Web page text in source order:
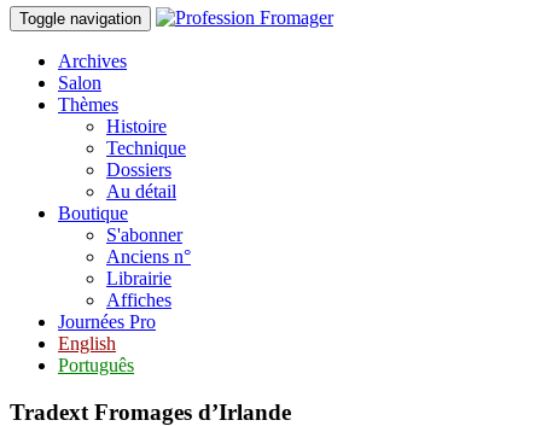
Toggle navigation
Archives
Salon
Thèmes
Histoire
Technique
Dossiers
Au détail
Boutique
S'abonner
Anciens n°
Librairie
Affiches
Journées Pro
English
Português
Tradext Fromages d’Irlande